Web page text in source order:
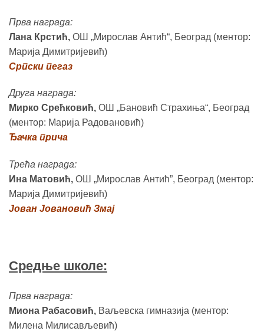
Прва награда:
Лaна Крстић, ОШ „Мирослав Антић“, Београд (ментор:
Марија Димитријевић)
Српски пегаз
Друга награда:
Мирко Срећковић, ОШ „Бановић Страхиња“, Београд
(ментор: Марија Радовановић)
Ђачка прича
Трећа награда:
Ина Матовић, ОШ „Мирослав Антић”, Београд (ментор:
Марија Димитријевић)
Јован Јовановић Змај
Средње школе:
Прва награда:
Миона Рабасовић, Ваљевска гимназија (ментор:
Милена Милисављевић)